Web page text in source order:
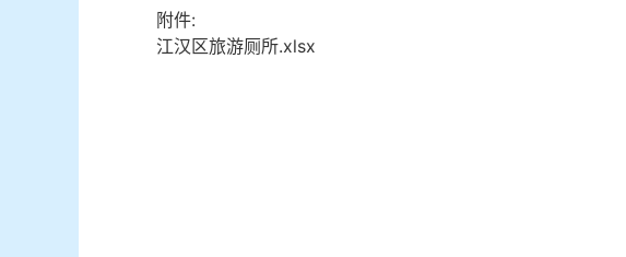
附件:
江汉区旅游厕所.xlsx